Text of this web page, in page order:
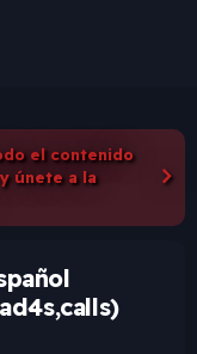
el contenido
únete a la